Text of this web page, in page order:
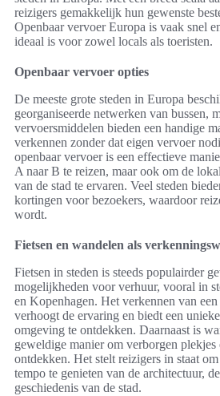
reizigers gemakkelijk hun gewenste
Openbaar vervoer Europa is vaak snel
ideaal is voor zowel locals als toeristen.
Openbaar vervoer opties
De meeste grote steden in Europa
georganiseerde netwerken van bussen,
vervoersmiddelen bieden een handige
verkennen zonder dat eigen vervoer
openbaar vervoer is een effectieve
A naar B te reizen, maar ook om de
van de stad te ervaren. Veel steden
kortingen voor bezoekers, waardoor
wordt.
Fietsen en wandelen als
Fietsen in steden is steeds populairder
mogelijkheden voor verhuur, vooral in
en Kopenhagen. Het verkennen van
verhoogt de ervaring en biedt een
omgeving te ontdekken. Daarnaast is
geweldige manier om verborgen
ontdekken. Het stelt reizigers in staat
tempo te genieten van de architectuur,
geschiedenis van de stad.